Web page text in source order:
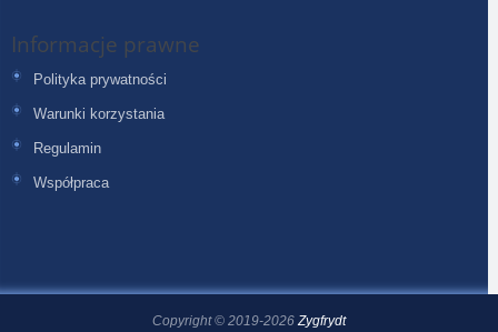
Informacje prawne
Polityka prywatności
Warunki korzystania
Regulamin
Współpraca
Copyright © 2019-2026 Zygfrydt